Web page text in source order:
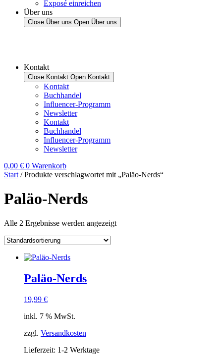
Exposé einreichen
Über uns
Close Über uns Open Über uns
Kontakt
Close Kontakt Open Kontakt
Kontakt
Buchhandel
Influencer-Programm
Newsletter
Kontakt
Buchhandel
Influencer-Programm
Newsletter
0,00 € 0 Warenkorb
Start / Produkte verschlagwortet mit „Paläo-Nerds“
Paläo-Nerds
Alle 2 Ergebnisse werden angezeigt
Paläo-Nerds
19,99 €
inkl. 7 % MwSt.
zzgl. Versandkosten
Lieferzeit: 1-2 Werktage